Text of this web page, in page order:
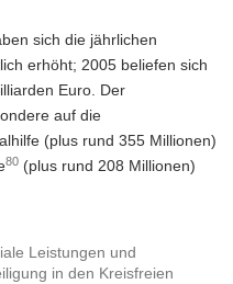
sich die jährlichen
erhöht; 2005 beliefen sich
Euro. Der
auf die
(plus rund 355 Millionen)
80 (plus rund 208 Millionen)
Leistungen und
in den Kreisfreien